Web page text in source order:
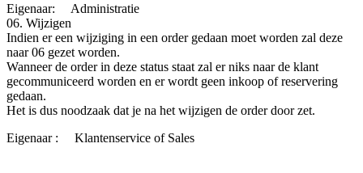
Eigenaar:
​Administratie
06. Wijzigen
Indien er een wijziging in een order gedaan moet worden zal deze
naar 06 gezet worden.
Wanneer de order in deze status staat zal er niks naar de klant
gecommuniceerd worden en er wordt geen inkoop of reservering
gedaan.
Het is dus noodzaak dat je na het wijzigen de order door zet.
Eigenaar :
​Klantenservice of Sales